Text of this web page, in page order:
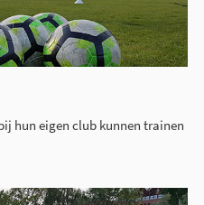
hun eigen club kunnen trainen